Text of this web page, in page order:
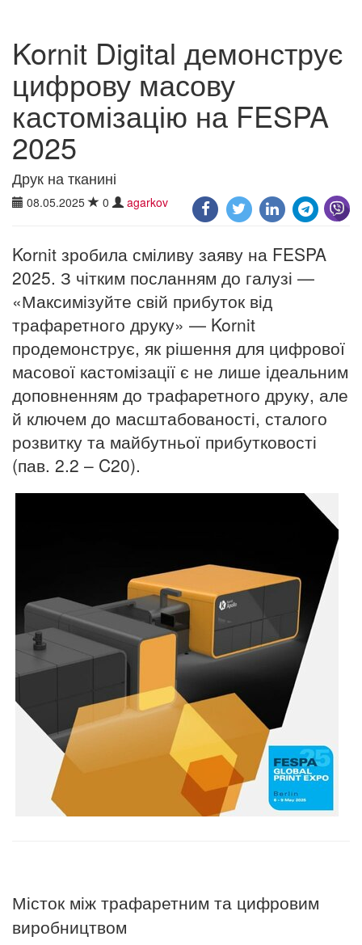
Kornit Digital демонструє
цифрову масову
кастомізацію на FESPA
2025
Друк на тканині
08.05.2025 0 agarkov
Kornit зробила сміливу заяву на FESPA
2025. З чітким посланням до галузі —
«Максимізуйте свій прибуток від
трафаретного друку» — Kornit
продемонструє, як рішення для цифрової
масової кастомізації є не лише ідеальним
доповненням до трафаретного друку, але
й ключем до масштабованості, сталого
розвитку та майбутньої прибутковості
(пав. 2.2 – C20).
Місток між трафаретним та цифровим
виробництвом